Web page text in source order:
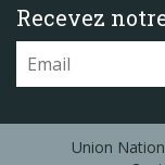
Recevez
Union